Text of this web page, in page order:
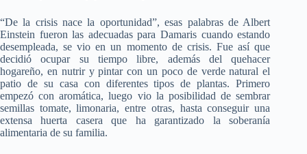
“De la crisis nace la oportunidad”, esas palabras de Albert
Einstein fueron las adecuadas para Damaris cuando estando
desempleada, se vio en un momento de crisis. Fue así que
decidió ocupar su tiempo libre, además del quehacer
hogareño, en nutrir y pintar con un poco de verde natural el
patio de su casa con diferentes tipos de plantas. Primero
empezó con aromática, luego vio la posibilidad de sembrar
semillas tomate, limonaria, entre otras, hasta conseguir una
extensa huerta casera que ha garantizado la soberanía
alimentaria de su familia.